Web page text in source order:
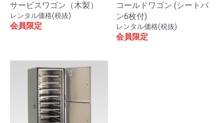
サービスワゴン（木製）
レンタル価格(税抜)
会員限定
コールドワゴン (シートパ
ン6枚付)
レンタル価格(税抜)
会員限定